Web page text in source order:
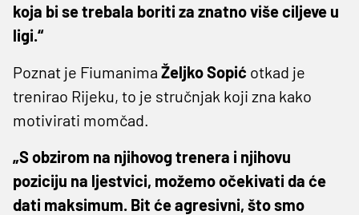
koja bi se trebala boriti za znatno više ciljeve u
ligi.“
Poznat je Fiumanima Željko Sopić otkad je
trenirao Rijeku, to je stručnjak koji zna kako
motivirati momčad.
„S obzirom na njihovog trenera i njihovu
poziciju na ljestvici, možemo očekivati da će
dati maksimum. Bit će agresivni, što smo